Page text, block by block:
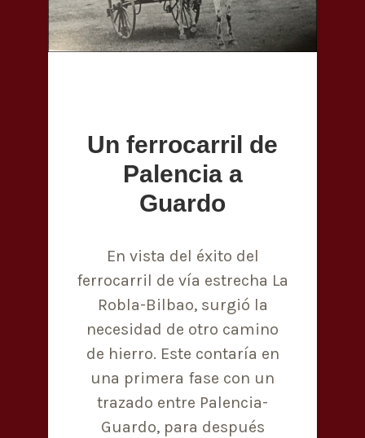
Un ferrocarril de
Palencia a
Guardo
En vista del éxito del
ferrocarril de vía estrecha La
Robla-Bilbao, surgió la
necesidad de otro camino
de hierro. Este contaría en
una primera fase con un
trazado entre Palencia-
Guardo, para después